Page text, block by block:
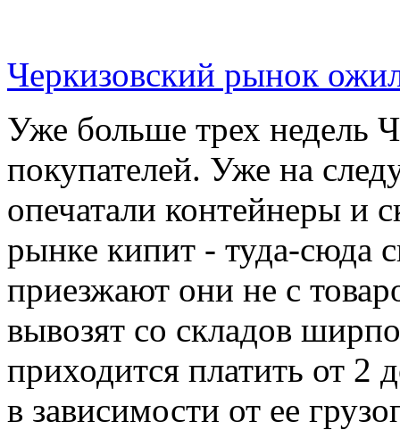
Черкизовский рынок
Уже больше трех недель
покупателей. Уже на
опечатали контейнеры и
рынке кипит - туда-сюда
приезжают они не с
вывозят со складов
приходится платить от 2
в зависимости от ее